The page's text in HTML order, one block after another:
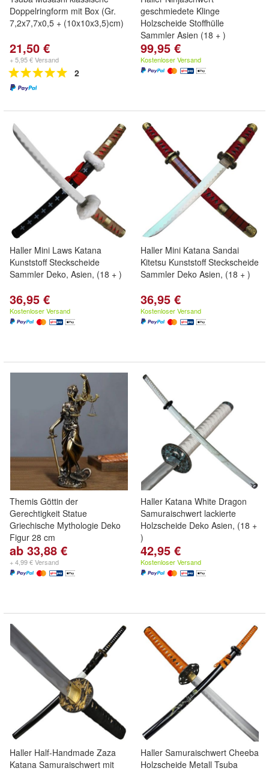
Doppelringform mit Box (Gr.
7,2x7,7x0,5 + (10x10x3,5)cm)
21,50 €
+ 5,95 € Versand
2
geschmiedete Klinge
Holzscheide Stoffhülle
Sammler Asien (18 + )
99,95 €
Kostenloser Versand
Haller Mini Laws Katana
Kunststoff Steckscheide
Sammler Deko, Asien, (18 + )
36,95 €
Kostenloser Versand
Haller Mini Katana Sandai
Kitetsu Kunststoff Steckscheide
Sammler Deko Asien, (18 + )
36,95 €
Kostenloser Versand
Themis Göttin der
Gerechtigkeit Statue
Griechische Mythologie Deko
Figur 28 cm
ab 33,88 €
+ 4,99 € Versand
Haller Katana White Dragon
Samuraischwert lackierte
Holzscheide Deko Asien, (18 +
)
42,95 €
Kostenloser Versand
Haller Half-Handmade Zaza
Katana Samuraischwert mit
Haller Samuraischwert Cheeba
Holzscheide Metall Tsuba